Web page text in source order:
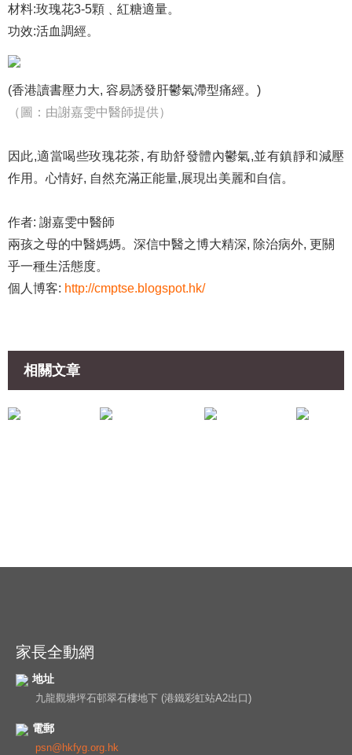
材料:玫瑰花3-5顆﹑紅糖適量。
功效:活血調經。
(香港讀書壓力大, 容易誘發肝鬱氣滯型痛經。)
（圖：由謝嘉雯中醫師提供）
因此,適當喝些玫瑰花茶, 有助舒發體內鬱氣,並有鎮靜和減壓
作用。心情好, 自然充滿正能量,展現出美麗和自信。
作者: 謝嘉雯中醫師
兩孩之母的中醫媽媽。深信中醫之博大精深, 除治病外, 更關
乎一種生活態度。
個人博客: http://cmptse.blogspot.hk/
相關文章
共享平台
家長全動網
地址
九龍觀塘坪石邨翠石樓地下 (港鐵彩虹站A2出口)
電郵
psn@hkfyg.org.hk